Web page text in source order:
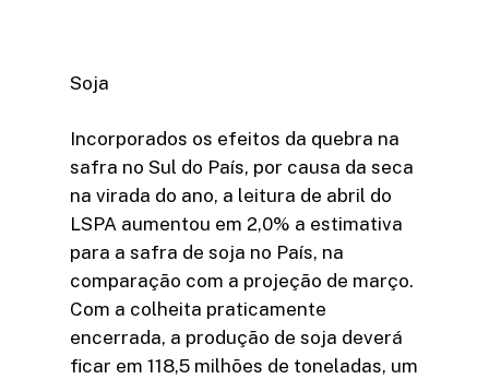
Soja
Incorporados os efeitos da quebra na
safra no Sul do País, por causa da seca
na virada do ano, a leitura de abril do
LSPA aumentou em 2,0% a estimativa
para a safra de soja no País, na
comparação com a projeção de março.
Com a colheita praticamente
encerrada, a produção de soja deverá
ficar em 118,5 milhões de toneladas, um